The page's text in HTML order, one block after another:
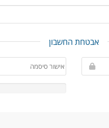
אבטחת החשבון